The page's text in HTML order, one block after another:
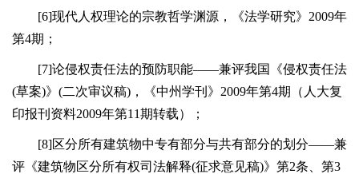
[6]现代人权理论的宗教哲学渊源，《法学研究》2009年
第4期；
[7]论侵权责任法的预防职能——兼评我国《侵权责任法
(草案)》(二次审议稿)，《中州学刊》2009年第4期（人大复
印报刊资料2009年第11期转载）；
[8]区分所有建筑物中专有部分与共有部分的划分——兼
评《建筑物区分所有权司法解释(征求意见稿)》第2条、第3